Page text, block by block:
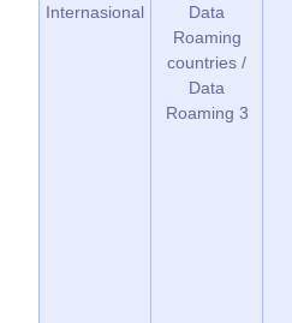
Internasional
Data
Roaming
countries /
Data
Roaming 3